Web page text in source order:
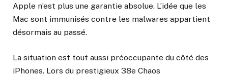
Apple n’est plus une garantie absolue. L’idée que les
Mac sont immunisés contre les malwares appartient
désormais au passé.
La situation est tout aussi préoccupante du côté des
iPhones. Lors du prestigieux 38e Chaos